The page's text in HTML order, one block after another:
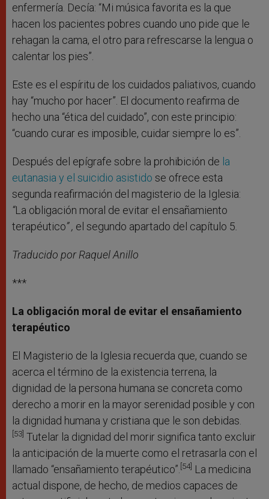
enfermería. Decía: “Mi música favorita es la que
hacen los pacientes pobres cuando uno pide que le
rehagan la cama, el otro para refrescarse la lengua o
calentar los pies”.
Este es el espíritu de los cuidados paliativos, cuando
hay “mucho por hacer”. El documento reafirma de
hecho una “ética del cuidado”, con este principio:
“cuando curar es imposible, cuidar siempre lo es”.
Después del epígrafe sobre la prohibición de la
eutanasia y el suicidio asistido se ofrece esta
segunda reafirmación del magisterio de la Iglesia:
“La obligación moral de evitar el ensañamiento
terapéutico” , el segundo apartado del capítulo 5
Traducido por Raquel Anillo
***
La obligación moral de evitar el ensañamiento
terapéutico
El Magisterio de la Iglesia recuerda que, cuando se
acerca el término de la existencia terrena, la
dignidad de la persona humana se concreta como
derecho a morir en la mayor serenidad posible y con
la dignidad humana y cristiana que le son debidas.
[53] Tutelar la dignidad del morir significa tanto excluir
la anticipación de la muerte como el retrasarla con el
llamado “ensañamiento terapéutico”. [54] La medicina
actual dispone, de hecho, de medios capaces de